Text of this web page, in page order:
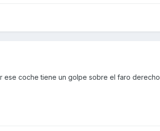
ese coche tiene un golpe sobre el faro derecho